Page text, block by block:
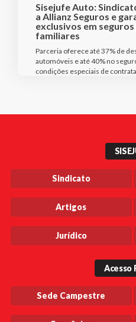
Sisejufe Auto:
a Allianz Seguros e
exclusivos em
familiares
Parceria oferece até 37% de
automóveis e até 40% no
condições especiais de
Sindicato
Artigos
Jurídico
Acesso
Sede Campestre